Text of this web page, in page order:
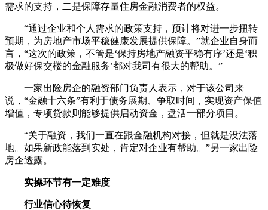
需求的支持，二是保障存量住房金融消费者的权益。
“通过企业和个人需求的政策支持，预计将对进一步扭转
预期，为房地产市场平稳健康发展提供保障。”就企业自身而
言，“这次的政策，不管是‘保持房地产融资平稳有序’还是‘积
极做好保交楼的金融服务’都对我司有很大的帮助。”
一家出险房企的融资部门负责人表示，对于该公司来
说，“金融十六条”有利于债务展期、争取时间，实现资产保值
增值，专项贷款则能够提供启动资金，盘活一部分项目。
“关于融资，我们一直在跟金融机构对接，但就是没法落
地。如果新政能落到实处，肯定对企业有帮助。”另一家出险
房企透露。
实操环节有一定难度
行业信心待恢复